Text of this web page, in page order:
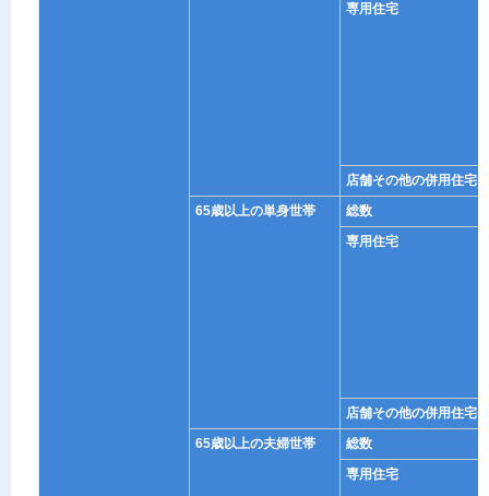
専用住宅
店舗その他の併用住宅
65歳以上の単身世帯
総数
専用住宅
店舗その他の併用住宅
65歳以上の夫婦世帯
総数
専用住宅